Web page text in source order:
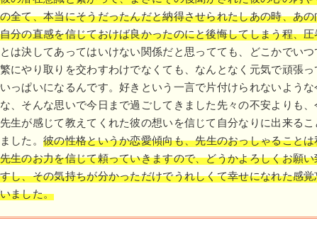
全て、本当にそうだったんだと納得させられたしあの時、あ
分の直感を信じておけば良かったのにと後悔してしまう程、
は決してあってはいけない関係だと思ってても、どこかでい
にやり取りを交わすわけでなくても、なんとなく元気で頑張
っぱいになるんです。好きという一言で片付けられないよう
、そんな思いで今日まで過ごしてきました先々の不安よりも
生が感じて教えてくれた彼の想いを信じて自分なりに出来る
した。 彼の性格というか恋愛傾向も、先生のおっしゃること
生のお力を信じて頼っていきますので、どうかよろしくお願
し、その気持ちが分かっただけでうれしくて幸せになれた感
ました。